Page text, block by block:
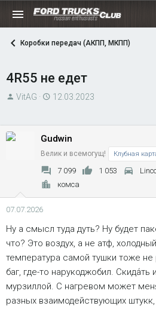
Коробки передач (АКПП, МКПП)
4R55 не едет
А
VitAG
Д
а
12.03.2023
Gudwin
Велик и всемогущ! Клубная
7 099 1 053
комса
07.07.2026
Ну а смысл туда дуть? Ну будет
что? Это воздух, а не атф,
температура самой тушки тоже не
баг, где-то нарукоджобил.
мурзиллой. С нагревом может
разных взаимодействующих